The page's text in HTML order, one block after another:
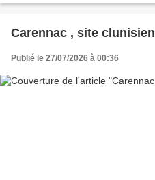
Carennac , site clunisien
Publié le 27/07/2026 à 00:36